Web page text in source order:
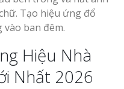
Tạo hiệu ứng đổ
ban đêm.
Hiệu Nhà
Nhất 2026